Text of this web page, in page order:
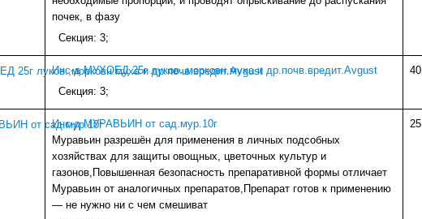
почек, в фазу
Секция: 3;
Инс-д МУХОЕД 25г луков.,морковн.муха и др.почв.вредит.Avgust
Секция: 3;
40
Инс-д МУРАВЬИН от сад.мур.10г
Муравьин разрешён для применения в личных подсобных
хозяйствах для защиты овощных, цветочных культур и
газонов,Повышенная безопасность препаративной формы отличает
Муравьин от аналогичных препаратов,Препарат готов к применению
— не нужно ни с чем смешиват
25